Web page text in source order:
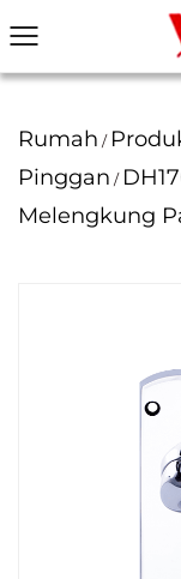
Rumah /
Pinggan /
Melengkung